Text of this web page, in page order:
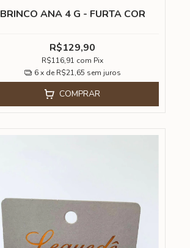
BRINCO ANA 4 G - FURTA COR
R$129,90
R$116,91 com Pix
6 x de R$21,65 sem juros
COMPRAR